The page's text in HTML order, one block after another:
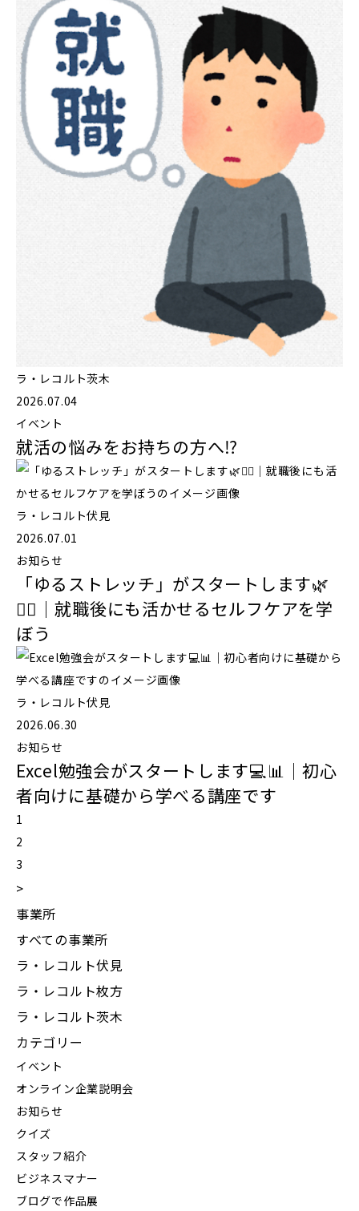
ラ・レコルト茨木
2026.07.04
イベント
就活の悩みをお持ちの方へ⁉️
ラ・レコルト伏見
2026.07.01
お知らせ
「ゆるストレッチ」がスタートします🌿
🧘‍♂️｜就職後にも活かせるセルフケアを学
ぼう
ラ・レコルト伏見
2026.06.30
お知らせ
Excel勉強会がスタートします💻📊｜初心
者向けに基礎から学べる講座です
1
2
3
>
事業所
すべての事業所
ラ・レコルト伏見
ラ・レコルト枚方
ラ・レコルト茨木
カテゴリー
イベント
オンライン企業説明会
お知らせ
クイズ
スタッフ紹介
ビジネスマナー
ブログで作品展